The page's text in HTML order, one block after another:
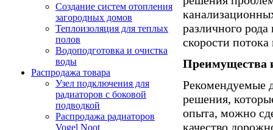
Создание систем отопления
загородных домов
Теплоизоляция для теплых
полов
Водоподготовка и очистка
воды
Распродажа товара
Узел подключения для
радиаторов с боковой
подводкой
Распродажа радиаторов
Vogel Noot
различного
скорости потока
Преимущества
Рекомендуемые
решения,
опыта, можно
качество